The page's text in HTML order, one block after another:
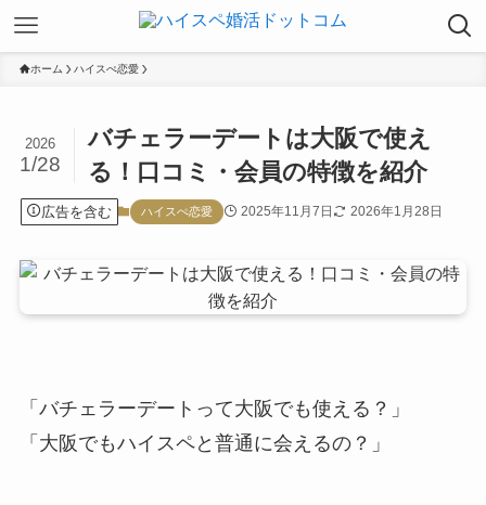
ホーム ハイスぺ恋愛
バチェラーデートは大阪で使え
る！口コミ・会員の特徴を紹介
2026
1/28
広告を含む ハイスぺ恋愛 2025年11月7日 2026年1月28日
「バチェラーデートって大阪でも使える？」
「大阪でもハイスペと普通に会えるの？」